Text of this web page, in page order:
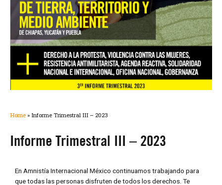
Home » Informe Trimestral III – 2023
Informe Trimestral III – 2023
En Amnistía Internacional México continuamos trabajando para
que todas las personas disfruten de todos los derechos. Te